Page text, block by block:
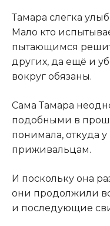
Тамара слегка
Мало кто
пытающимся
других, да ещё и
вокруг обязаны.
Сама Тамара
подобными в
понимала, откуда
приживальцам.
И поскольку она
они продолжили
и последующие